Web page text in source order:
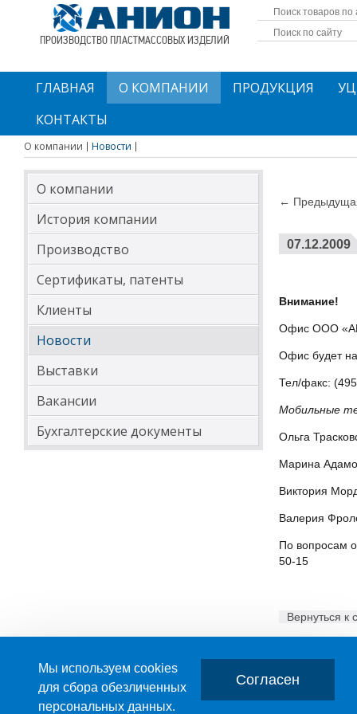
ПРОИЗВОДСТВО ПЛАСТМАССОВЫХ ИЗДЕЛИЙ
ГЛАВНАЯ О КОМПАНИИ ПРОДУКЦИЯ
КОНТАКТЫ
О компании Новости
О компании
История компании
Производство
Сертификаты, патенты
Клиенты
Новости
Выставки
Вакансии
Бухгалтерские документы
←
07.12.2009
Внимание!
Офис ООО
Офис будет
Тел/факс:
Мобильные
Ольга
Марина
Виктория
Валерия
По вопросам
50-15
Вернуться к
Мы используем cookies
для сбора обезличенных
персональных данных.
Согласен